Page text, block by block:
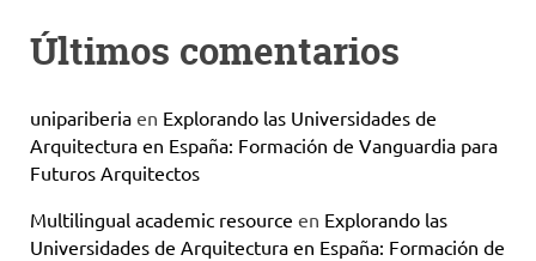
Últimos comentarios
unipariberia en Explorando las Universidades de
Arquitectura en España: Formación de Vanguardia para
Futuros Arquitectos
Multilingual academic resource en Explorando las
Universidades de Arquitectura en España: Formación de